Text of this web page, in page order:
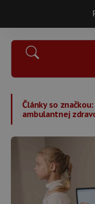
Články so značkou:
ambulantnej